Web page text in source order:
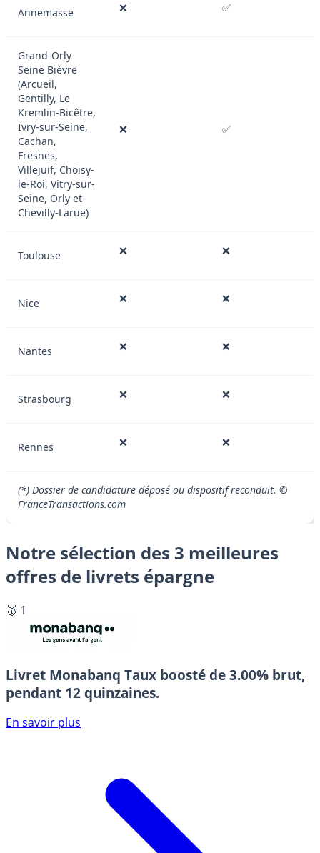
Annemasse ❌ ✅
Grand-Orly
Seine Bièvre
(Arcueil,
Gentilly, Le
Kremlin-Bicêtre,
Ivry-sur-Seine,
Cachan,
Fresnes,
Villejuif, Choisy-
le-Roi, Vitry-sur-
Seine, Orly et
Chevilly-Larue)
❌ ✅
Toulouse ❌ ❌
Nice ❌ ❌
Nantes ❌ ❌
Strasbourg ❌ ❌
Rennes ❌ ❌
(*) Dossier de candidature déposé ou dispositif reconduit. ©
FranceTransactions.com
Notre sélection des 3 meilleures
offres de livrets épargne
🥇 1
Livret Monabanq Taux boosté de 3.00% brut,
pendant 12 quinzaines.
En savoir plus